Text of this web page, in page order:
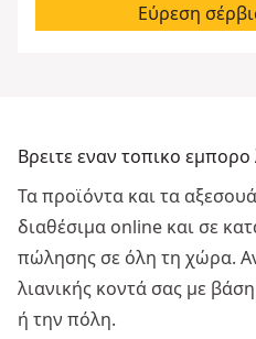
Εύρεση
Βρειτε εναν τοπικο εμπορο
Τα προϊόντα και τα
διαθέσιμα online και σε
πώλησης σε όλη τη χώρα.
λιανικής κοντά σας με
ή την πόλη.